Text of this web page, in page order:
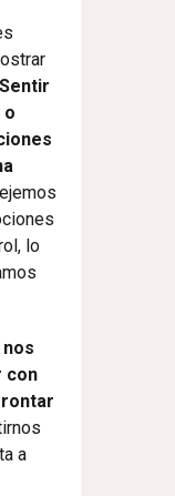
Sentir
o
lo
nos
con
a